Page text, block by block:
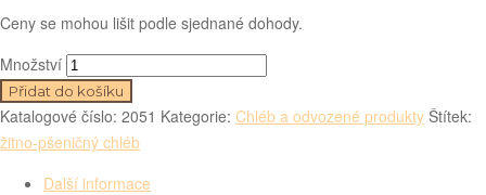
Ceny se mohou lišit podle sjednané dohody.
Množství
Přidat do košíku
Katalogové číslo: 2051 Kategorie: Chléb a odvozené produkty Štítek:
žitno-pšeničný chléb
Další informace